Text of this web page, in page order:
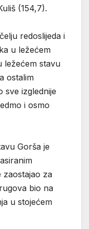
(154,7).
redoslijeda i
u ležećem
ležećem stavu
ostalim
sve izglednije
i osmo
Gorša je
zaostajao za
bio na
u stojećem